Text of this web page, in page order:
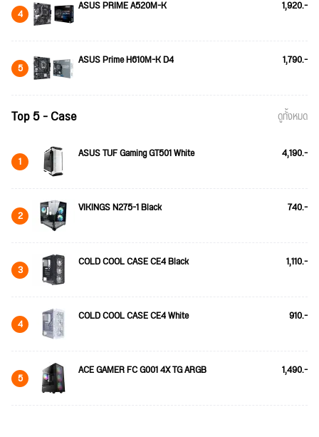
4 ASUS PRIME A520M-K 1,920.-
5 ASUS Prime H610M-K D4 1,790.-
Top 5 - Case ดูทั้งหมด
1 ASUS TUF Gaming GT501 White 4,190.-
2 VIKINGS N275-1 Black 740.-
3 COLD COOL CASE CE4 Black 1,110.-
4 COLD COOL CASE CE4 White 910.-
5 ACE GAMER FC G001 4X TG ARGB 1,490.-